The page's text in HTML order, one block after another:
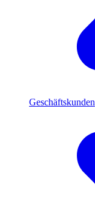
Geschäftskunden